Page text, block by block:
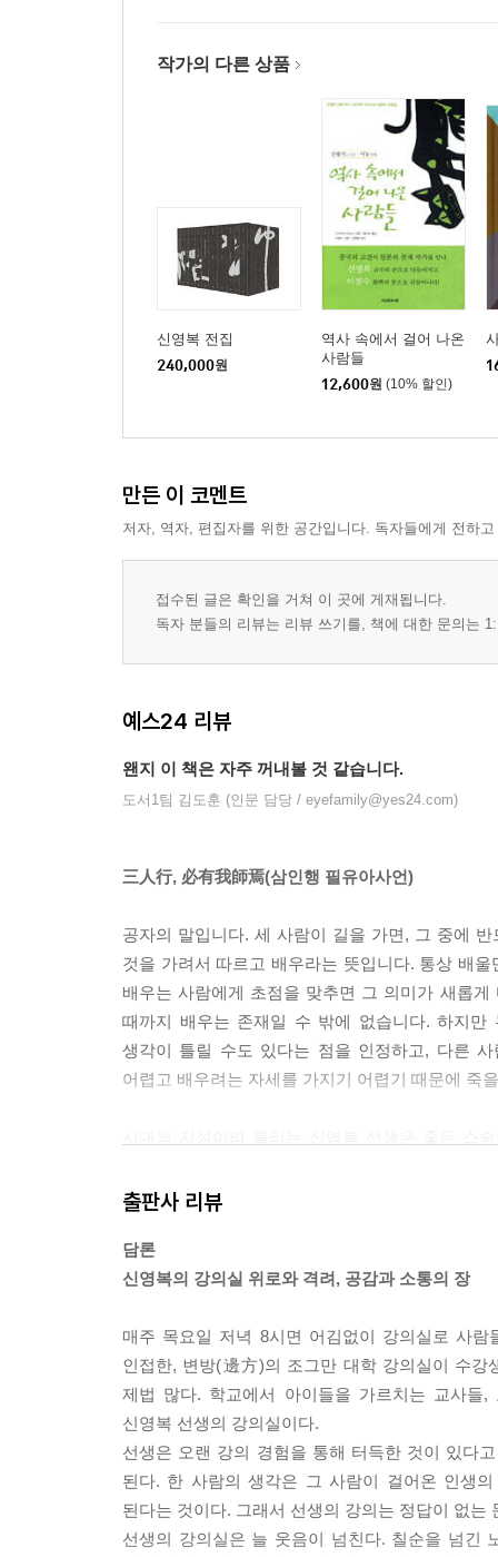
작가의 다른 상품
신영복 전집
240,000원
역사 속에서 걸어 나온
사람들
12,600원 (10% 할인)
만든 이 코멘트
저자, 역자, 편집자를 위한 공간입니다. 독자들에게 전하
접수된 글은 확인을 거쳐 이 곳에 게재됩니다.
독자 분들의 리뷰는 리뷰 쓰기를, 책에 대한 문의는
예스24 리뷰
왠지 이 책은 자주 꺼내볼 것 같습니다.
도서1팀 김도훈 (인문 담당 / eyefamily@yes24.com)
三人行, 必有我師焉(삼인행 필유아사언)
공자의 말입니다. 세 사람이 길을 가면, 그 중에
것을 가려서 따르고 배우라는 뜻입니다. 통상 배
배우는 사람에게 초점을 맞추면 그 의미가 새롭
때까지 배우는 존재일 수 밖에 없습니다. 하지
생각이 틀릴 수도 있다는 점을 인정하고, 다른
어렵고 배우려는 자세를 가지기 어렵기 때문에 죽
주춧돌부터 그리는 노인 목수와의 만남은 창백
세계와 인간에 대한 그의 인식이 달라졌지요. 그
보잘 것 없어 보일지라도 누구에게든 배우고자 했
멋진 학생이었고, 지금도 마찬가지인 그의 마지
과외도 한다는데 20년 수형 생활을 통해 얻은 가
인생은 같은 질문도 없고 정해진 답도 없기 때문
비교할 수 없습니다. 돈으로 살 수 없는, 세계와 인
책이 단돈 16,200원이라니, 고맙고 감사한 책입니
발로 완성하는 공부
출판사 리뷰
담론
신영복의 강의실 위로와 격려, 공감과 소통의 장
매주 목요일 저녁 8시면 어김없이 강의실로 사
인접한, 변방(邊方)의 조그만 대학 강의실이 수강
제법 많다. 학교에서 아이들을 가르치는 교사들
신영복 선생의 강의실이다.
선생은 오랜 강의 경험을 통해 터득한 것이 있다
된다. 한 사람의 생각은 그 사람이 걸어온 인생
된다는 것이다. 그래서 선생의 강의는 정답이 없는
선생의 강의실은 늘 웃음이 넘친다. 칠순을 넘긴